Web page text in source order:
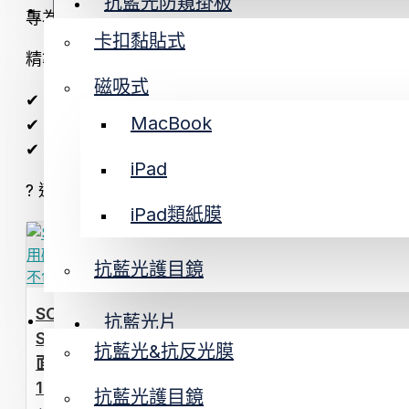
掛式｜免安裝｜防窺 / 抗藍光
磁吸式藍光
防窺片
電視螢幕保護
微軟
通用型螢幕保護
抗藍光片
磁吸式防窺
抗反光/抗藍光
卡扣黏貼式
磁吸式
MacBook
iPad
iPad類紙膜
抗藍光護目鏡
電視膜/護目鏡
抗藍光&抗反光膜
抗藍光護目鏡
專為 Microsoft Surface 系列設計的螢幕保護，提供
精準對應各型號尺寸，安裝簡單不影響使用體驗。
✔ 防窺設計｜側視變暗保護隱私
✔ 抗藍光護眼｜減少長時間疲勞
✔ 精準開模｜完美貼合 Surface 螢幕
? 適用 Surface Pro / Laptop / Go 等系列
SOBiGO 鎖必隔｜Microsoft
Surface 專用磁吸式抗藍光保護膜 (亮
面高透)｜濾藍光不色偏 支援Pro
11/10/9 Laptop